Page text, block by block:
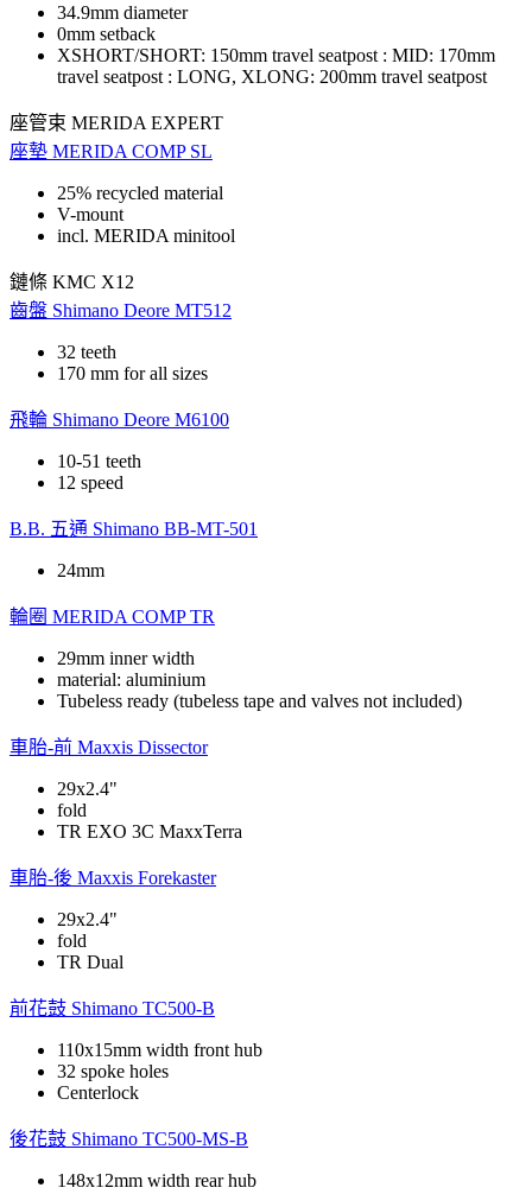
34.9mm diameter
0mm setback
XSHORT/SHORT: 150mm travel seatpost : MID: 170mm
travel seatpost : LONG, XLONG: 200mm travel seatpost
座管束 MERIDA EXPERT
座墊 MERIDA COMP SL
25% recycled material
V-mount
incl. MERIDA minitool
鏈條 KMC X12
齒盤 Shimano Deore MT512
32 teeth
170 mm for all sizes
飛輪 Shimano Deore M6100
10-51 teeth
12 speed
B.B. 五通 Shimano BB-MT-501
24mm
輪圈 MERIDA COMP TR
29mm inner width
material: aluminium
Tubeless ready (tubeless tape and valves not included)
車胎-前 Maxxis Dissector
29x2.4"
fold
TR EXO 3C MaxxTerra
車胎-後 Maxxis Forekaster
29x2.4"
fold
TR Dual
前花鼓 Shimano TC500-B
110x15mm width front hub
32 spoke holes
Centerlock
後花鼓 Shimano TC500-MS-B
148x12mm width rear hub